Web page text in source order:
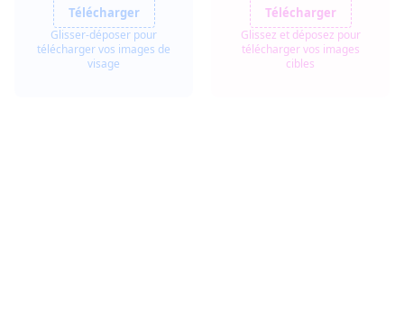
Télécharger
Glisser-déposer pour
télécharger vos images de
visage
Télécharger
Glissez et déposez pour
télécharger vos images
cibles